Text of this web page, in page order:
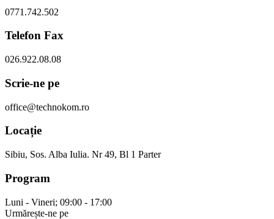
0771.742.502
Telefon Fax
026.922.08.08
Scrie-ne pe
office@technokom.ro
Locație
Sibiu, Sos. Alba Iulia. Nr 49, Bl 1 Parter
Program
Luni - Vineri; 09:00 - 17:00
Urmărește-ne pe